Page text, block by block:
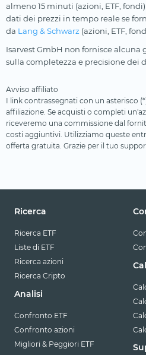
almeno 15 minuti (azioni, ETF, fondi)
dati dei prezzi in tempo reale se
da Lang & Schwarz (azioni, ETF,
Isarvest GmbH non fornisce
sulla completezza e precisione dei
Avviso affiliato
I link contrassegnati con un asterisco
affiliazione. Se acquisti o completi
riceveremo una commissione dal
costi aggiuntivi. Utilizziamo queste
offerta gratuita. Grazie per il tuo
Ricerca
Ricerca ETF
Liste di ETF
Ricerca azioni
Ricerca Cripto
Analisi
Confronto ETF
Confronto azioni
Migliori & Peggiori ETF